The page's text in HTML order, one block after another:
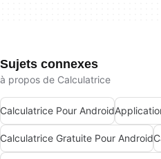
Sujets connexes
à propos de Calculatrice
Calculatrice Pour Android
Calculatrice Gratuite Pour Android